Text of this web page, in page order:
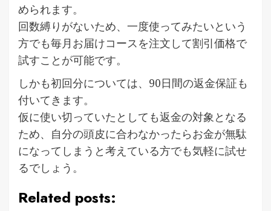
められます。
回数縛りがないため、一度使ってみたいという
方でも毎月お届けコースを注文して割引価格で
試すことが可能です。
しかも初回分については、90日間の返金保証も
付いてきます。
仮に使い切っていたとしても返金の対象となる
ため、自分の頭皮に合わなかったらお金が無駄
になってしまうと考えている方でも気軽に試せ
るでしょう。
Related posts: